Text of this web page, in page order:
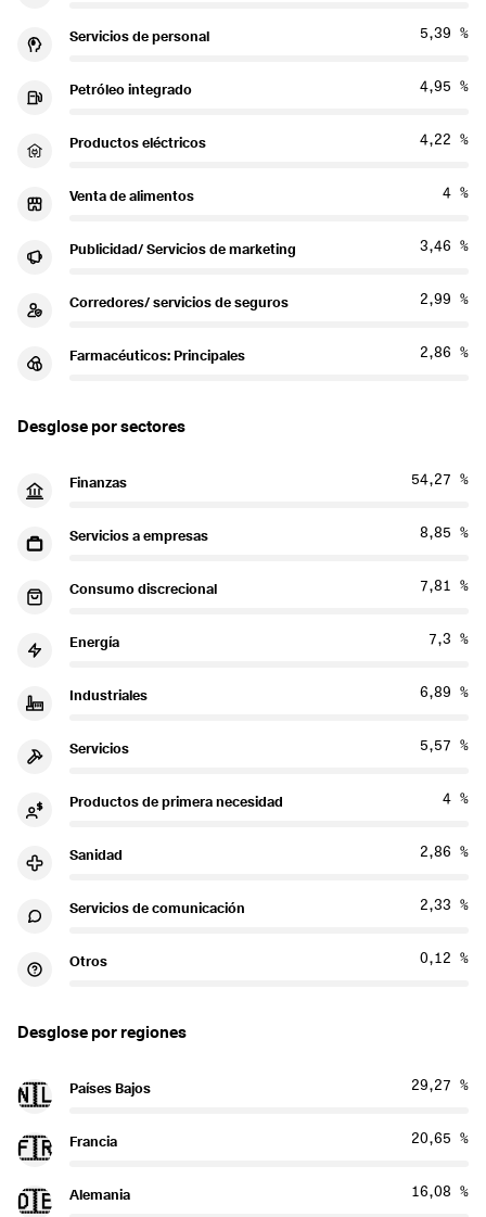
Servicios de personal 5,39 %
Petróleo integrado 4,95 %
Productos eléctricos 4,22 %
Venta de alimentos 4 %
Publicidad/ Servicios de marketing 3,46 %
Corredores/ servicios de seguros 2,99 %
Farmacéuticos: Principales 2,86 %
Desglose por sectores
Finanzas 54,27 %
Servicios a empresas 8,85 %
Consumo discrecional 7,81 %
Energía 7,3 %
Industriales 6,89 %
Servicios 5,57 %
Productos de primera necesidad 4 %
Sanidad 2,86 %
Servicios de comunicación 2,33 %
Otros 0,12 %
Desglose por regiones
🇳🇱 Países Bajos 29,27 %
🇫🇷 Francia 20,65 %
🇩🇪 Alemania 16,08 %